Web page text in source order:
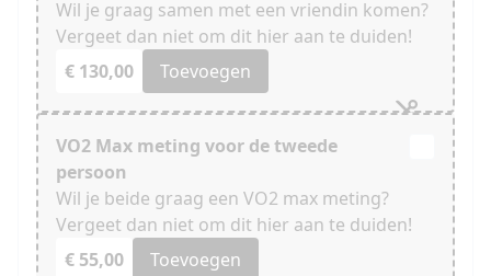
Wil je graag samen met een vriendin komen?
Vergeet dan niet om dit hier aan te duiden!
€ 130,00
Toevoegen
VO2 Max meting voor de tweede
persoon
Wil je beide graag een VO2 max meting?
Vergeet dan niet om dit hier aan te duiden!
€ 55,00
Toevoegen